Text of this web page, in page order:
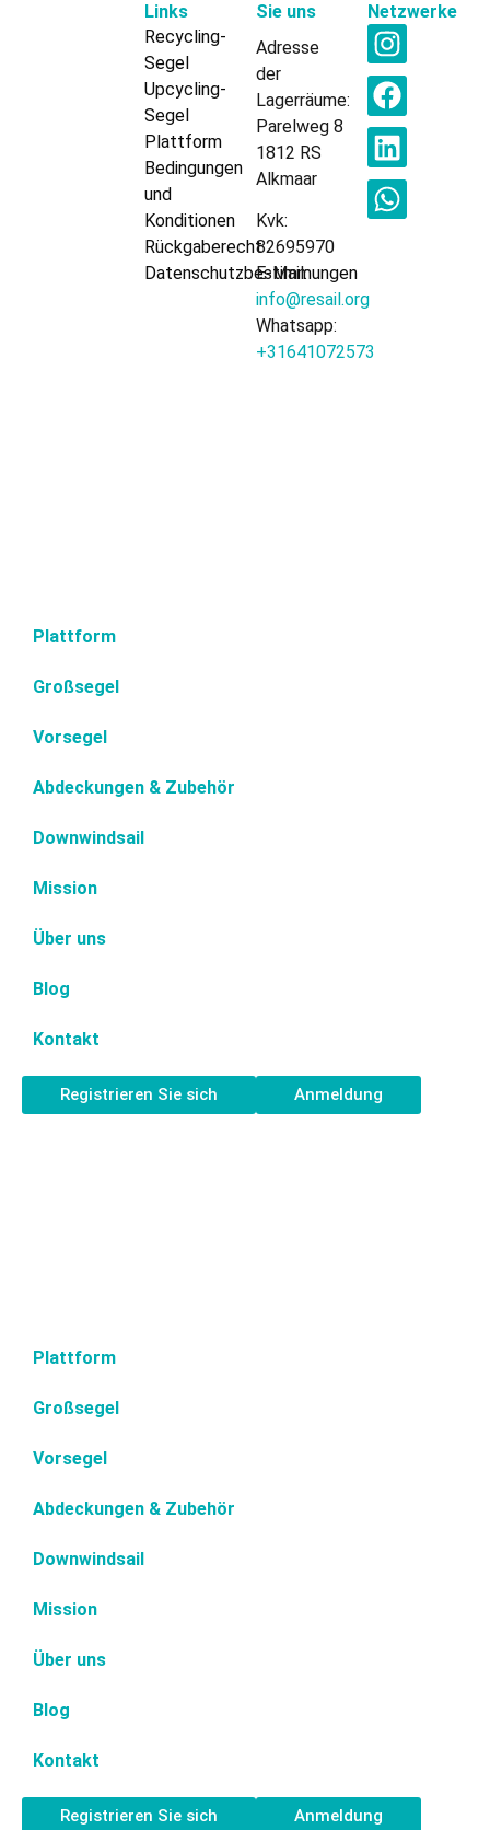
Links
Recycling-
Segel
Upcycling-
Segel
Plattform
Bedingungen
und
Konditionen
Rückgaberecht
Datenschutzbestimmungen
Sie uns
Adresse
der
Lagerräume:
Parelweg 8
1812 RS
Alkmaar
Kvk:
82695970
E-Mail:
info@resail.org
Whatsapp:
+31641072573
Netzwerke
Plattform
Großsegel
Vorsegel
Abdeckungen & Zubehör
Downwindsail
Mission
Über uns
Blog
Kontakt
Registrieren Sie sich Anmeldung
Plattform
Großsegel
Vorsegel
Abdeckungen & Zubehör
Downwindsail
Mission
Über uns
Blog
Kontakt
Registrieren Sie sich Anmeldung